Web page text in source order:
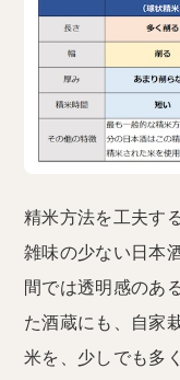
精米方法を工夫す
雑味の少ない日本
間では透明感のあ
た酒蔵にも、自家
米を、少しでも多